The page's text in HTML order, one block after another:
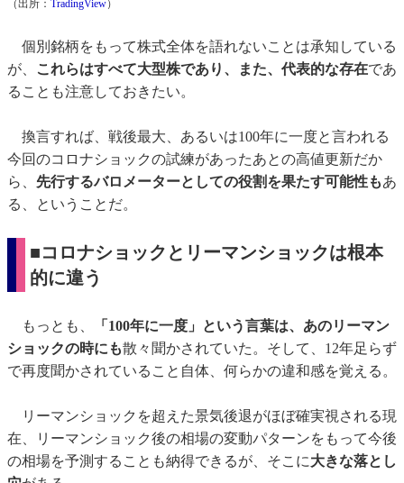
（出所： TradingView）
個別銘柄をもって株式全体を語れないことは承知している
が、
これらはすべて大型株であり、また、代表的な存在であ
ることも注意しておきたい。
換言すれば、戦後最大、あるいは100年に一度と言われる
今回のコロナショックの試練があったあとの高値更新だか
ら、 先行するバロメーターとしての役割を果たす可能性もあ
る、ということだ。
■コロナショックとリーマンショックは根本
的に違う
もっとも、
「100年に一度」という言葉は、あのリーマン
ショックの時にも散々聞かされていた。そして、12年足らず
で再度聞かされていること自体、何らかの違和感を覚える。
リーマンショックを超えた景気後退がほぼ確実視される現
在、リーマンショック後の相場の変動パターンをもって今後
の相場を予測することも納得できるが、そこに大きな落とし